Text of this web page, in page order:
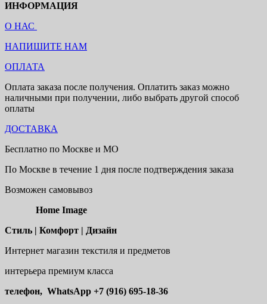
ИНФОРМАЦИЯ
О НАС
НАПИШИТЕ НАМ
ОПЛАТА
Оплата заказа после получения. Оплатить заказ можно
наличными при получении, либо выбрать другой способ
оплаты
ДОСТАВКА
Бесплатно по Москве и МО
По Москве в течение 1 дня после подтверждения заказа
Возможен самовывоз
Home Image
Стиль | Комфорт | Дизайн
Интернет магазин текстиля и предметов
интерьера премиум класса
телефон, WhatsApp +7 (916) 695-18-36